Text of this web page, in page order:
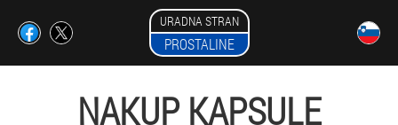
URADNA STRAN
PROSTALINE
NAKUP KAPSULE